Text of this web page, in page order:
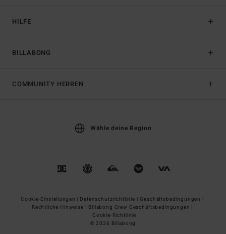
HILFE
BILLABONG
COMMUNITY HERREN
Wähle deine Region
Cookie-Einstellungen | Datenschutzrichtlinie | Geschäftsbedingungen |
Rechtliche Hinweise | Billabong Crew Geschäftsbedingungen |
Cookie-Richtlinie
© 2026 Billabong